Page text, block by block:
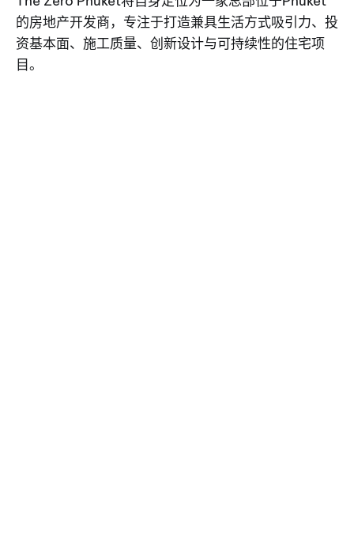
的房地产开发商，专注于打造兼具生活方式吸引力、投
资基本面、施工质量、创新设计与可持续性的住宅项
目。